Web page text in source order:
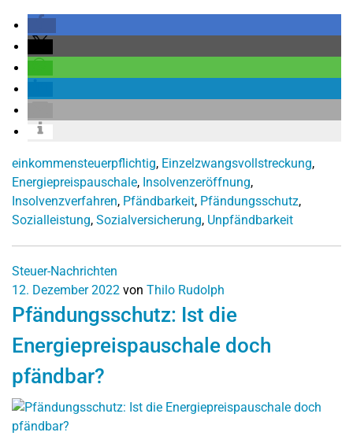
einkommensteuerpflichtig, Einzelzwangsvollstreckung,
Energiepreispauschale, Insolvenzeröffnung,
Insolvenzverfahren, Pfändbarkeit, Pfändungsschutz,
Sozialleistung, Sozialversicherung, Unpfändbarkeit
Steuer-Nachrichten
12. Dezember 2022 von Thilo Rudolph
Pfändungsschutz: Ist die
Energiepreispauschale doch
pfändbar?